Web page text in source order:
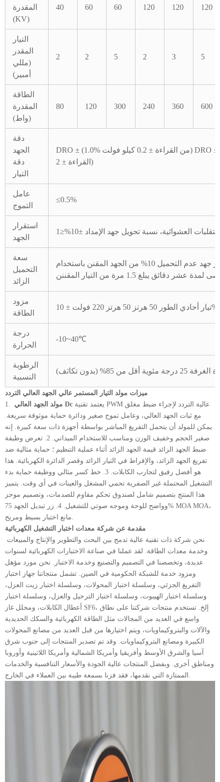
المقدرة
(KV)
40 60 60 120 120 120
التيار
المقدر
(مللي
أمبير)
2 2 5 2 3 5
الطاقة
المقدرة
(واط)
80 120 300 240 360 600
دقة
الجهد
دقة
التيار
DRO ± (1.0% من القراءة ± 0.2 كيلو فولت) DRO ± (1.0% من
القراءة ± 2)
عامل
التموج
≤0.5%
استقرار
الجهد
سعة
التحميل
الزائد
يمكن أن يتجاوز جهد عدم التحميل 10% من الجهد المقنن باستخدام
دقائق يبلغ 1.5 مرة من التيار المقننن
مزود
الطاقة
تيار أحادي الطور 50 هرتز 50 هرتز 220 فولت ± 10%
درجة
الحرارة
-10~40℃
الرطوبة
النسبية
أقل من 85% (بدون تكاثف)
ميزات مولد التيار المستمر عالي الجهد العالي التردد
1.
مولد الجهد العالي Dc يعتمد تقنية PWM عالية التردد لإجراء ضبط مغلق
مع ثبات الجهد العالي، وعامل تموج صغير ودائرة حماية موثوقة سريعة.
يمكن للمولد أن يتحمل التفريغ المباشر بواسطة أجهزة ذات سعة كبيرة. إنه
صغير الحجم وخفيف الوزن ومناسب للاستخدام الميداني. 2. تعرض وظيفة
ضبط الجهد الزائد قيمة الجهد الزائد أثناء عملية التنظيم ؛ حماية مثالية ضد
تفريغ الجهد الزائد، والإفراط في التيار الزائد وقصر الدائرة الكهربائية. هذا
هو أفضل رفيق لتجارب الكابلات. 3. خط كسر مثالي ووظيفة حماية بدء
التشغيل المحتملة غير الصفرية تحمي المشغل والعينات في أي وقت. يتميز
هذا المنتج بتصميم شامل لصندوق تحكم مقاوم للصدمات، وتصميم موجز
وواضح للوحة وموجه صوتي للتشغيل. 4. زر تبديل الجهد 75% MOA MOA،
مقدمة عن شركة معدات اختبار التشغيل الكهربائية
وخدمة معدات الطاقة. لقد عملنا في صناعة الاختبارات الكهربائية لسنوات
عديدة، وتخصصنا في التصميم والتصنيع وخدمة الاختبار. نحن مورد مؤهل
ومزود خدمة للشبكة الحكومية في الصين. تشمل منتجاتنا جهاز اختبار
التفريغ الجزئي، وسلسلة اختبار المحولات، وسلسلة اختبار زيت العزل،
وسلسلة اختبار الهيبوت، وسلسلة اختبار الترحيل والعزل، وسلسلة اختبار
أعطال الكابلات، ومحلل غاز SF6، إلخ. تستخدم منتجات شركتنا على نطاق
واسع في العديد من المجالات مثل الطاقة الكهربائية والسكك الحديدية
والآلات والبتروكيماويات، ويتم اختيارها من قبل العديد من مصانع المحولات
الكبيرة ومصانع البتروكيماويات. وقد تم تصدير المنتجات إلى جنوب شرق
آسيا والشرق الأوسط وأفريقيا وأمريكا الشمالية وأمريكا اللاتينية وأوروبا
ومناطق أخرى. وبفضل المنتجات عالية الجودة والأسعار التنافسية والخدمات